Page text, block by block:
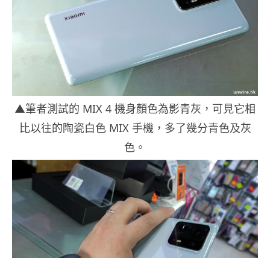
▲筆者測試的 MIX 4 機身顏色為影青灰，可見它相
比以往的陶瓷白色 MIX 手機，多了幾分青色及灰
色。